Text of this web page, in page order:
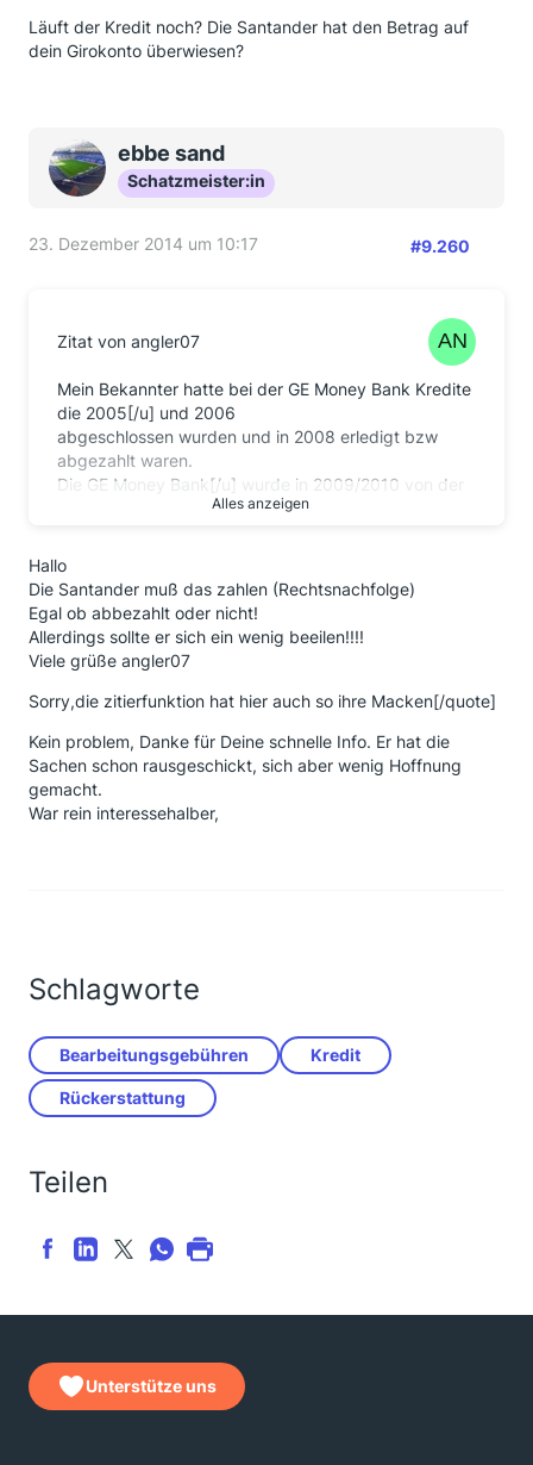
Läuft der Kredit noch? Die Santander hat den Betrag auf
dein Girokonto überwiesen?
ebbe sand
Schatzmeister:in
23. Dezember 2014 um 10:17 #9.260
Zitat von angler07
Mein Bekannter hatte bei der GE Money Bank Kredite
die 2005[/u] und 2006
abgeschlossen wurden und in 2008 erledigt bzw
abgezahlt waren.
Die GE Money Bank[/u] wurde in 2009/2010 von der
Santander Consumer Bank übernommen.
zurück fordern,
obwohl die erst die GE übernommen haben als die
Kredite schon erledigt
und abgezahlt waren?
Alles anzeigen
Hallo
Die Santander muß das zahlen (Rechtsnachfolge)
Egal ob abbezahlt oder nicht!
Allerdings sollte er sich ein wenig beeilen!!!!
Viele grüße angler07
Sorry,die zitierfunktion hat hier auch so ihre Macken[/quote]
Kein problem, Danke für Deine schnelle Info. Er hat die
Sachen schon rausgeschickt, sich aber wenig Hoffnung
gemacht.
War rein interessehalber,
Schlagworte
Bearbeitungsgebühren Kredit
Rückerstattung
Teilen
Unterstütze uns